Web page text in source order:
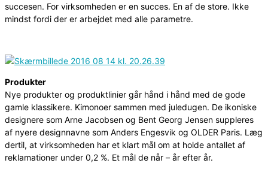
succesen. For virksomheden er en succes. En af de store. Ikke
mindst fordi der er arbejdet med alle parametre.
Produkter
Nye produkter og produktlinier går hånd i hånd med de gode
gamle klassikere. Kimonoer sammen med juledugen. De ikoniske
designere som Arne Jacobsen og Bent Georg Jensen suppleres
af nyere designnavne som Anders Engesvik og OLDER Paris. Læg
dertil, at virksomheden har et klart mål om at holde antallet af
reklamationer under 0,2 %. Et mål de når – år efter år.